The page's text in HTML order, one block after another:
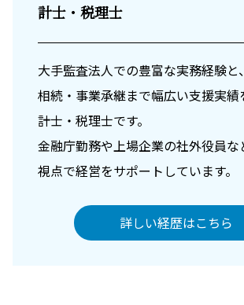
計士・税理士
大手監査法人での豊富な実務経験と
相続・事業承継まで幅広い支援実
計士・税理士です。
金融庁勤務や上場企業の社外役員な
視点で経営をサポートしています。
詳しい経歴はこちら